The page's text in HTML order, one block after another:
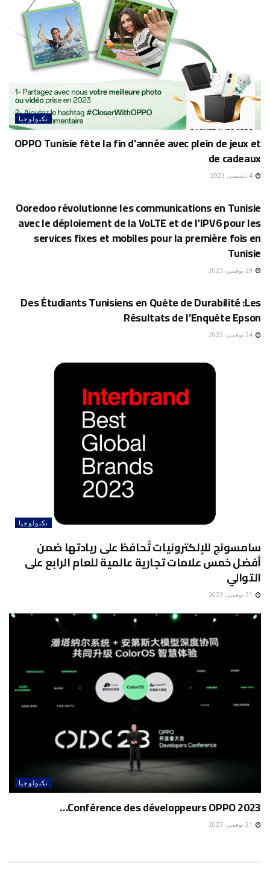
تكنولوجيا
OPPO Tunisie fête la fin d’année avec plein de jeux et
de cadeaux
4 ديسمبر، 2023
Ooredoo révolutionne les communications en Tunisie
avec le déploiement de la VoLTE et de l’IPV6 pour les
services fixes et mobiles pour la première fois en
Tunisie
29 نوفمبر، 2023
Des Étudiants Tunisiens en Quête de Durabilité :Les
Résultats de l’Enquête Epson
24 نوفمبر، 2023
تكنولوجيا
سامسونج للإلكترونيات تُحافظ على ريادتها ضمن
أفضل خمس علامات تجارية عالمية للعام الرابع على
التوالي
21 نوفمبر، 2023
تكنولوجيا
Conférence des développeurs OPPO 2023…
21 نوفمبر، 2023